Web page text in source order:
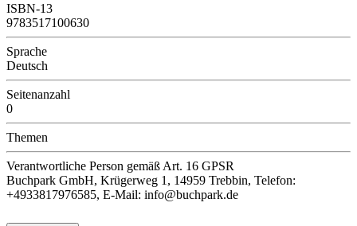
ISBN-13
9783517100630
Sprache
Deutsch
Seitenanzahl
0
Themen
Verantwortliche Person gemäß Art. 16 GPSR
Buchpark GmbH, Krügerweg 1, 14959 Trebbin, Telefon:
+4933817976585, E-Mail: info@buchpark.de